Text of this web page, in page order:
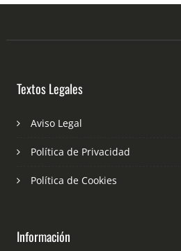
Textos Legales
Aviso Legal
Política de Privacidad
Política de Cookies
Información